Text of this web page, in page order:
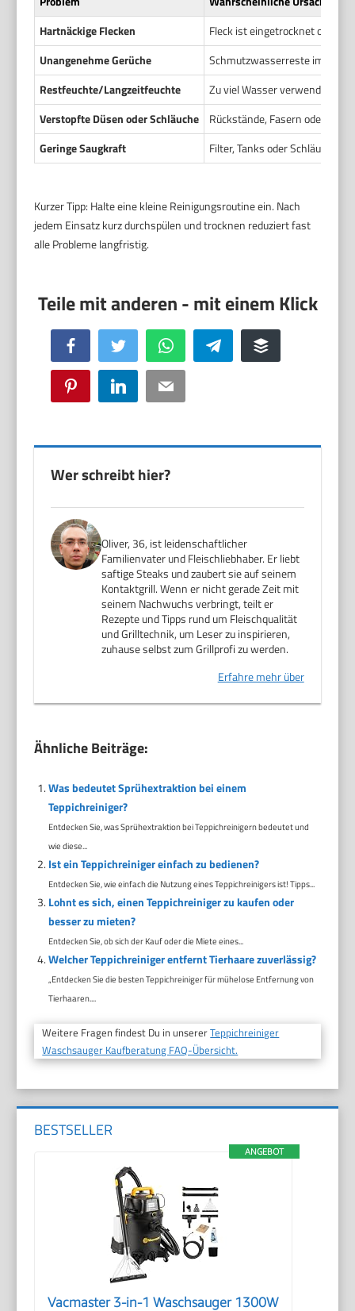
Hartnäckige Flecken
Fleck ist eingetrocknet oder
Unangenehme Gerüche
Schmutzwasserreste im Tank,
Restfeuchte/Langzeitfeuchte
Zu viel Wasser verwendet
Verstopfte Düsen oder Schläuche
Rückstände, Fasern oder Kalk
Geringe Saugkraft
Filter, Tanks oder Schläuche
Kurzer Tipp: Halte eine kleine Reinigungsroutine ein. Nach
jedem Einsatz kurz durchspülen und trocknen reduziert fast
alle Probleme langfristig.
Facebook Twitter WhatsApp Telegram Buffer
Pinterest LinkedIn Email
Wer schreibt hier?
Oliver, 36, ist leidenschaftlicher
Familienvater und Fleischliebhaber. Er liebt
saftige Steaks und zaubert sie auf seinem
Kontaktgrill. Wenn er nicht gerade Zeit mit
seinem Nachwuchs verbringt, teilt er
Rezepte und Tipps rund um Fleischqualität
und Grilltechnik, um Leser zu inspirieren,
zuhause selbst zum Grillprofi zu werden.
Erfahre mehr über
Ähnliche Beiträge:
Was bedeutet Sprühextraktion bei einem
Teppichreiniger?
Entdecken Sie, was Sprühextraktion bei Teppichreinigern bedeutet und
wie diese...
Ist ein Teppichreiniger einfach zu bedienen?
Entdecken Sie, wie einfach die Nutzung eines Teppichreinigers ist! Tipps...
Lohnt es sich, einen Teppichreiniger zu kaufen oder
besser zu mieten?
Entdecken Sie, ob sich der Kauf oder die Miete eines...
Welcher Teppichreiniger entfernt Tierhaare zuverlässig?
„Entdecken Sie die besten Teppichreiniger für mühelose Entfernung von
Tierhaaren....
Weitere Fragen findest Du in unsererTeppichreiniger
Waschsauger Kaufberatung FAQ-Übersicht.
BESTSELLER
ANGEBOT
Vacmaster 3-in-1 Waschsauger 1300W